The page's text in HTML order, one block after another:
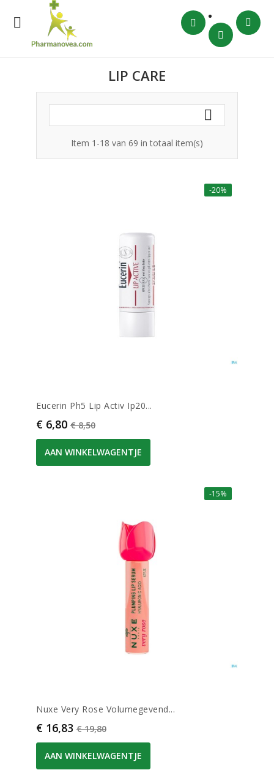

LIP CARE

Item 1-18 van 69 in totaal item(s)
-20%
Eucerin Ph5 Lip Activ Ip20...
Prijs
€ 6,80 Normale prijs
€ 8,50
AAN WINKELWAGENTJE
-15%
Nuxe Very Rose Volumegevend...
Prijs
€ 16,83 Normale prijs
€ 19,80
AAN WINKELWAGENTJE